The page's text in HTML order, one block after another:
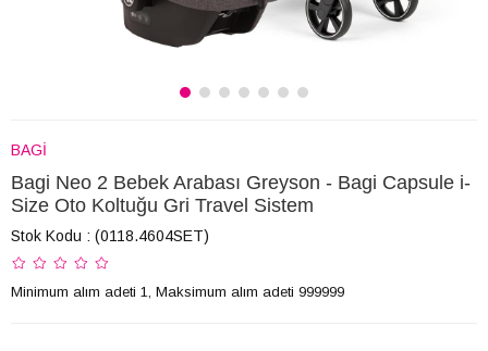
BAGİ
Bagi Neo 2 Bebek Arabası Greyson - Bagi Capsule i-
Size Oto Koltuğu Gri Travel Sistem
Stok Kodu (0118.4604SET)
Minimum alım adeti 1, Maksimum alım adeti 999999